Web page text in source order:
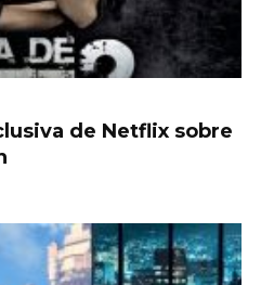
de Netflix sobre